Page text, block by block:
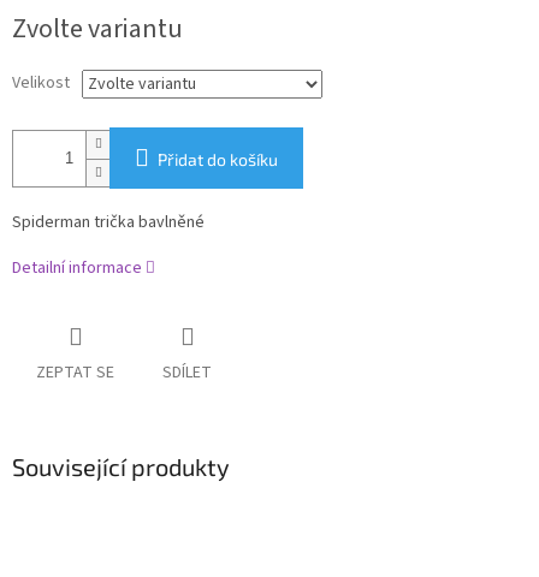
cena:
Zvolte variantu
Velikost
Přidat do košíku
Spiderman trička bavlněné
Detailní informace
ZEPTAT SE SDÍLET
Související produkty